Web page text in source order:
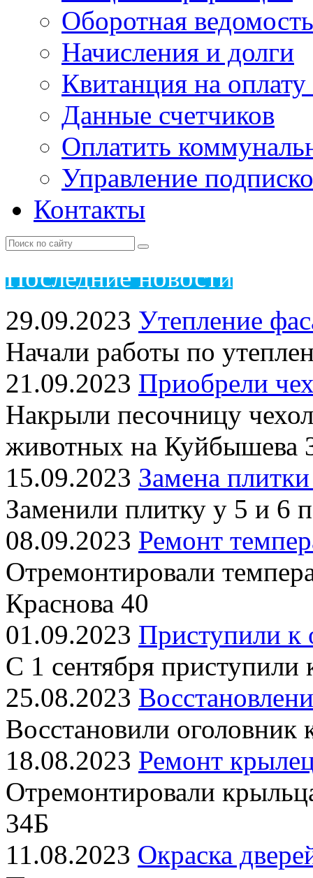
Оборотная ведомость
Начисления и долги
Квитанция на
Данные счетчиков
Оплатить
Управление
Контакты
Последние новости
29.09.2023 Утепление
Начали работы по
21.09.2023 Приобрели
Накрыли песочницу
животных на Куйбышева
15.09.2023 Замена
Заменили плитку у 5 и 6
08.09.2023 Ремонт
Отремонтировали
Краснова 40
01.09.2023 Приступили к
С 1 сентября
25.08.2023
Восстановили
18.08.2023 Ремонт
Отремонтировали
34Б
11.08.2023 Окраска